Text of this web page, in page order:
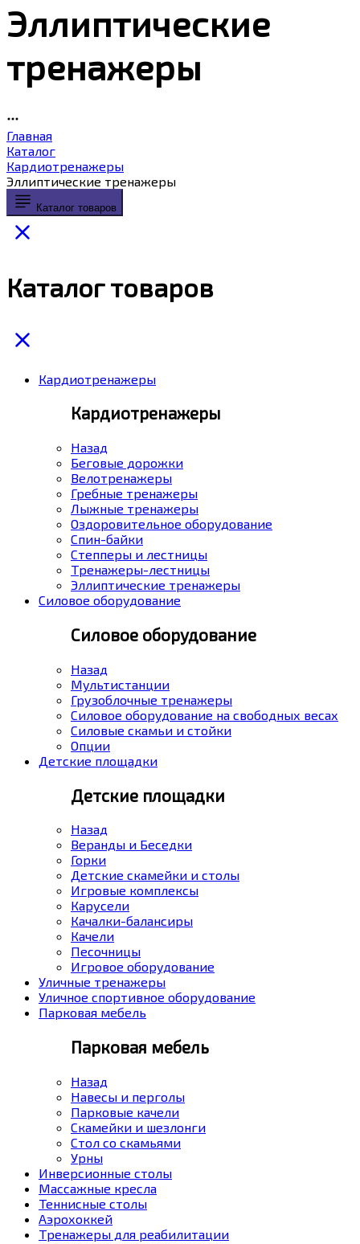
Эллиптические
тренажеры
Главная
Каталог
Кардиотренажеры
Эллиптические тренажеры
Каталог товаров
Каталог товаров
Кардиотренажеры
Кардиотренажеры
Назад
Беговые дорожки
Велотренажеры
Гребные тренажеры
Лыжные тренажеры
Оздоровительное оборудование
Спин-байки
Степперы и лестницы
Тренажеры-лестницы
Эллиптические тренажеры
Силовое оборудование
Силовое оборудование
Назад
Мультистанции
Грузоблочные тренажеры
Силовое оборудование на свободных весах
Силовые скамьи и стойки
Опции
Детские площадки
Детские площадки
Назад
Веранды и Беседки
Горки
Детские скамейки и столы
Игровые комплексы
Карусели
Качалки-балансиры
Качели
Песочницы
Игровое оборудование
Уличные тренажеры
Уличное спортивное оборудование
Парковая мебель
Парковая мебель
Назад
Навесы и перголы
Парковые качели
Скамейки и шезлонги
Стол со скамьями
Урны
Инверсионные столы
Массажные кресла
Теннисные столы
Аэрохоккей
Тренажеры для реабилитации